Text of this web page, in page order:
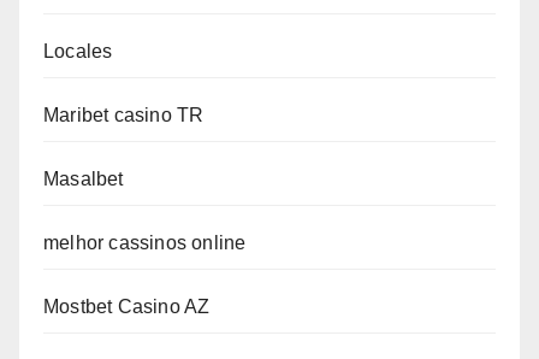
Locales
Maribet casino TR
Masalbet
melhor cassinos online
Mostbet Casino AZ